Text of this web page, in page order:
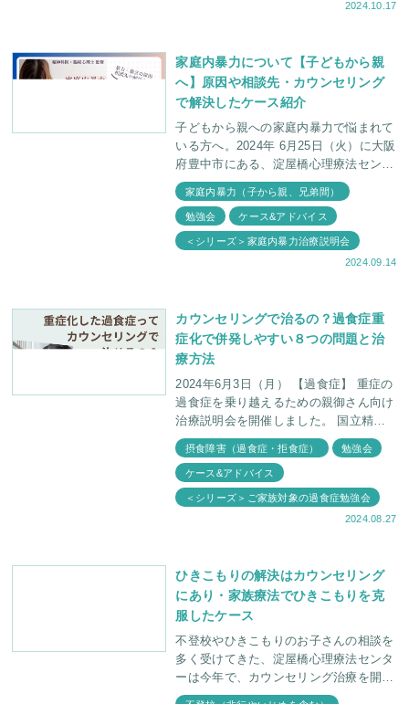
2024.10.17
家庭内暴力について【子どもから親
へ】原因や相談先・カウンセリング
で解決したケース紹介
子どもから親への家庭内暴力で悩まれて
いる方へ。2024年 6月25日（火）に大阪
府豊中市にある、淀屋橋心理療法センタ
ーで保護者向けの家庭内暴力説明会が行
われました。どうして我が子が家庭内暴
力を起こして
家庭内暴力（子から親、兄弟間）
勉強会 ケース&アドバイス
＜シリーズ＞家庭内暴力治療説明会
2024.09.14
カウンセリングで治るの？過食症重
症化で併発しやすい８つの問題と治
療方法
2024年6月3日（月） 【過食症】 重症の
過食症を乗り越えるための親御さん向け
治療説明会を開催しました。 国立精
神・神経医療研究センターによると、日
本で医療機関を受診してい
摂食障害（過食症・拒食症） 勉強会
ケース&アドバイス
＜シリーズ＞ご家族対象の過食症勉強会
2024.08.27
ひきこもりの解決はカウンセリング
にあり・家族療法でひきこもりを克
服したケース
不登校やひきこもりのお子さんの相談を
多く受けてきた、淀屋橋心理療法センタ
ーは今年で、カウンセリング治療を開始
し41年目になります。今まで多くのカウ